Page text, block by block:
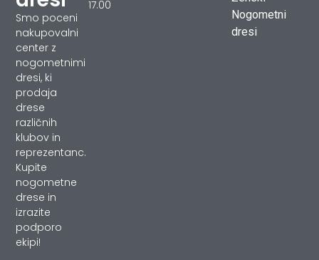
Smo poceni
nakupovalni
center z
nogometnimi
dresi, ki
prodaja
drese
različnih
klubov in
reprezentanc.
Kupite
nogometne
drese in
izrazite
podporo
ekipi!
Nogometni
dresi
17.00